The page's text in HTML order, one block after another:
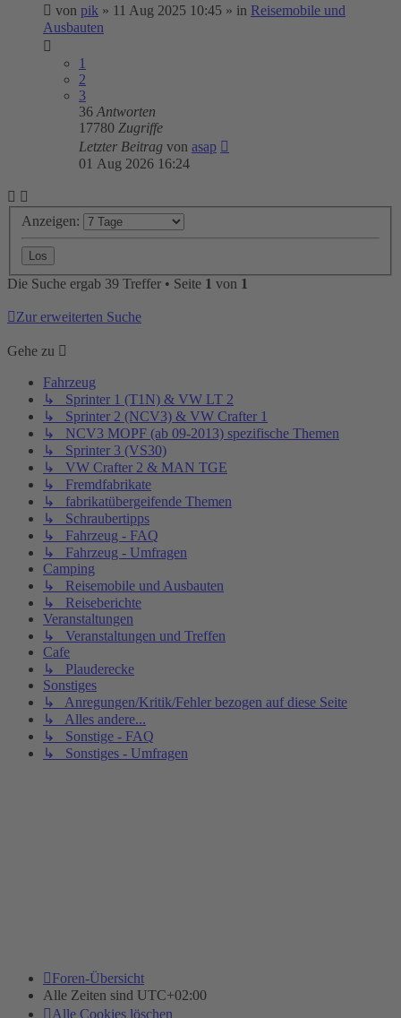
von pik » 11 Aug 2025 10:45 » in Reisemobile und
Ausbauten
1
2
3
36 Antworten
17780 Zugriffe
Letzter Beitrag von asap
01 Aug 2026 16:24
Anzeigen:
Die Suche ergab 39 Treffer • Seite 1 von 1
Zur erweiterten Suche
Gehe zu
Fahrzeug
↳ Sprinter 1 (T1N) & VW LT 2
↳ Sprinter 2 (NCV3) & VW Crafter 1
↳ NCV3 MOPF (ab 09-2013) spezifische Themen
↳ Sprinter 3 (VS30)
↳ VW Crafter 2 & MAN TGE
↳ Fremdfabrikate
↳ fabrikatübergeifende Themen
↳ Schraubertipps
↳ Fahrzeug - FAQ
↳ Fahrzeug - Umfragen
Camping
↳ Reisemobile und Ausbauten
↳ Reiseberichte
Veranstaltungen
↳ Veranstaltungen und Treffen
Cafe
↳ Plauderecke
Sonstiges
↳ Anregungen/Kritik/Fehler bezogen auf diese Seite
↳ Alles andere...
↳ Sonstige - FAQ
↳ Sonstiges - Umfragen
Foren-Übersicht
Alle Zeiten sind UTC+02:00
Alle Cookies löschen